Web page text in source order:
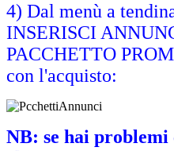
4) Dal menù a
INSERISCI
PACCHETTO
con l'acquisto:
NB: se hai